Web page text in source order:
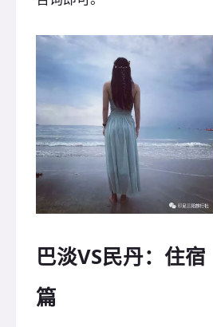
巴淡VS民丹：住宿
篇